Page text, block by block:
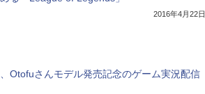
2016年4月22日
Otofuさんモデル発売記念のゲーム実況配信